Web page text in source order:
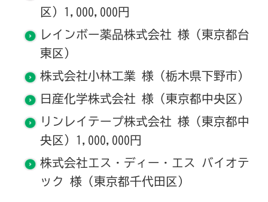
区）1,000,000円
レインボー薬品株式会社 様（東京都台
東区）
株式会社小林工業 様（栃木県下野市）
日産化学株式会社 様（東京都中央区）
リンレイテープ株式会社 様（東京都中
央区）1,000,000円
株式会社エス・ディー・エス バイオテ
ック 様（東京都千代田区）